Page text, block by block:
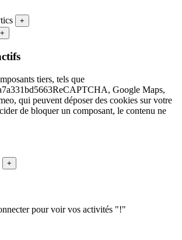
+
+
tiers, tels que
Google Maps,
qui peuvent déposer des cookies sur votre
de bloquer un composant, le contenu ne
+
pour voir vos activités "!"